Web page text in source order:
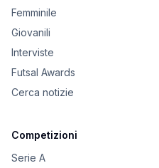
Femminile
Giovanili
Interviste
Futsal Awards
Cerca notizie
Competizioni
Serie A